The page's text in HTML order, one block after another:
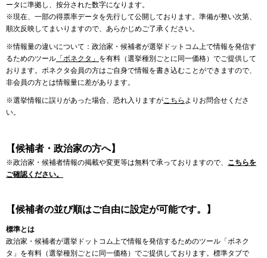
ータに準拠し、按分された数字になります。
※現在、一部の得票率データを先行して公開しております。準備が整い次第、
順次反映してまいりますので、あらかじめご了承ください。
※情報量の違いについて：政治家・候補者が選挙ドットコム上で情報を発信す
るためのツール 「ボネクタ」 を有料（選挙種別ごとに同一価格）でご提供して
おります。ボネクタ会員の方はご自身で情報を書き込むことができますので、
非会員の方とは情報量に差があります。
※選挙情報に誤りがあった場合、恐れ入りますがこちら よりお問合せくださ
い。
【候補者・政治家の方へ】
※政治家・候補者情報の掲載や変更等は無料で承っておりますので、 こちらを
ご確認ください。
【候補者の並び順はご自由に設定が可能です。】
標準とは
政治家・候補者が選挙ドットコム上で情報を発信するためのツール「ボネク
タ」を有料（選挙種別ごとに同一価格）でご提供しております。標準タブで